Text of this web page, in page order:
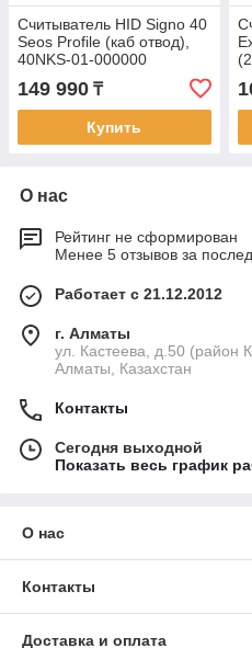
Считыватель HID Signo 40
Seos Profile (каб отвод),
40NKS-01-000000
149 990 ₸
Купить
О нас
Рейтинг не сформирован
Менее 5 отзывов за
Работает с 21.12.2012
г. Алматы
ул. Кастеева, д.50 (район
Алматы, Казахстан
Контакты
Сегодня выходной
Показать весь график
О нас
Контакты
Доставка и оплата